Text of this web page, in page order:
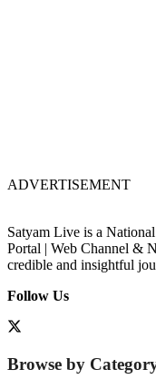
ADVERTISEMENT
Satyam Live is a
Portal | Web Channel &
credible and insightful
Follow Us
Browse by